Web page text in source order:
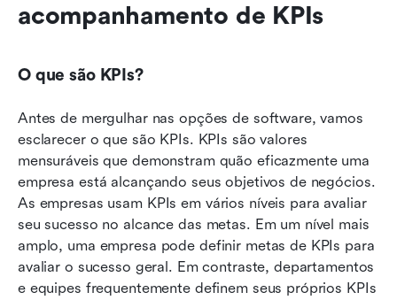
acompanhamento de KPIs
O que são KPIs?
Antes de mergulhar nas opções de software, vamos
esclarecer o que são KPIs. KPIs são valores
mensuráveis que demonstram quão eficazmente uma
empresa está alcançando seus objetivos de negócios.
As empresas usam KPIs em vários níveis para avaliar
seu sucesso no alcance das metas. Em um nível mais
amplo, uma empresa pode definir metas de KPIs para
avaliar o sucesso geral. Em contraste, departamentos
e equipes frequentemente definem seus próprios KPIs